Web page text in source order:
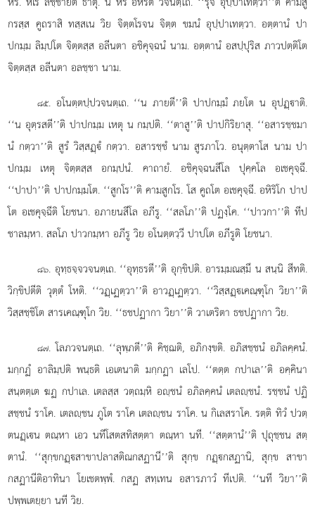
กรสฺส คูถราสิ ทสฺสเน วิย จิตฺตโรจน จิตฺต ขมนํ อุปฺปาเทตฺวา. อตฺตานํ ปา
ปกมฺม ลิมฺปโต จิตฺตสฺส อลีนตา อชิคุจฺฉนํ นาม. อตฺตานํ อสปฺปุริส ภาวปตฺติโต
จิตฺตสฺส อลีนตา อลชฺชา นาม.
๘๕. อโนตฺตปฺปวจนตฺเถ. ‘‘น ภายตี’’ติ ปาปกมฺมํ ภยโต น อุปฏฺาติ.
‘‘น อุตฺรสตี’’ติ ปาปกมฺม เหตุ น กมฺปติ. ‘‘ตาสู’’ติ ปาปกิริยาสุ. ‘‘อสารชฺชมา
นํ กตฺวา’’ติ สูรํ วิสฺสฏฺํ กตฺวา. อสารชฺชํ นาม สูรภาโว. อนุตฺตาโส นาม ปา
ปกมฺม เหตุ จิตฺตสฺส อกมฺปนํ. คาถายํ. อชิคุจฺฉนสีโล ปุคฺคโล อเชคุจฺฉี.
‘‘ปาปา’’ติ ปาปกมฺมโต. ‘‘สูกโร’’ติ คามสูกโร. โส คูถโต อเชคุจฺฉี. อหิริโก ปาป
โต อเชคุจฺฉีติ โยชนา. อภายนสีโล อภีรู. ‘‘สลโภ’’ติ ปฏงฺโค. ‘‘ปาวกา’’ติ ทีป
ชาลมฺหา. สลโภ ปาวกมฺหา อภีรู วิย อโนตฺตวฺวี ปาปโต อภีรูติ โยชนา.
๘๖. อุทฺธจฺจวจนตฺเถ. ‘‘อุทฺธรตี’’ติ อุกฺขิปติ. อารมฺมณสฺมึ น สนฺนิ สีทติ.
วิกฺขิปตีติ วุตฺตํ โหติ. ‘‘วฏฺเฏตฺวา’’ติ อาวฏฺเฏตฺวา. ‘‘วิสฺสฏฺเคณฺฑุโก วิยา’’ติ
วิสฺสชฺชิโต สารเคณฺฑุโก วิย. ‘‘ธชปฏากา วิยา’’ติ วาเตริตา ธชปฏากา วิย.
๘๗. โลภวจนตฺเถ. ‘‘ลุพฺภตี’’ติ คิชฺฌติ, อภิกงฺขติ. อภิสชฺชนํ อภิลคฺคนํ.
มกฺกฏํ อาลิมฺปติ พนฺธติ เอเตนาติ มกฺกฏา เลโป. ‘‘ตตฺต กปาเล’’ติ อคฺคินา
สนฺตตฺเต ฆฏ กปาเล. เตลสฺส วตฺถมฺหิ อฺชนํ อภิลคฺคนํ เตลฺชนํ. รชฺชนํ ปฏิ
สชฺชนํ ราโค. เตลฺชน ภูโต ราโค เตลฺชน ราโค. น กิเลสราโค. รตฺติ ทิวํ ปวตฺ
ตนฏฺเน ตณฺหา เอว นทีโสตสทิสตฺตา ตณฺหา นที. ‘‘สตฺตานํ’’ติ ปุถุชฺชน สตฺ
ตานํ. ‘‘สุกฺขกฏฺสาขาปลาสติณกสฏานี’’ติ สุกฺข กฏฺกสฏานิ, สุกฺข สาขา
กสฏานีติอาทินา โยเชตพฺพํ. กสฏ สทฺเทน อสารภาวํ ทีเปติ. ‘‘นที วิยา’’ติ
ปพฺพเตยฺยา นที วิย.